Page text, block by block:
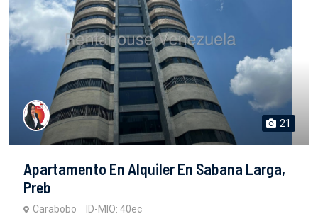
21
Apartamento En Alquiler En Sabana Larga,
Preb
Carabobo ID-MIO: 40ec